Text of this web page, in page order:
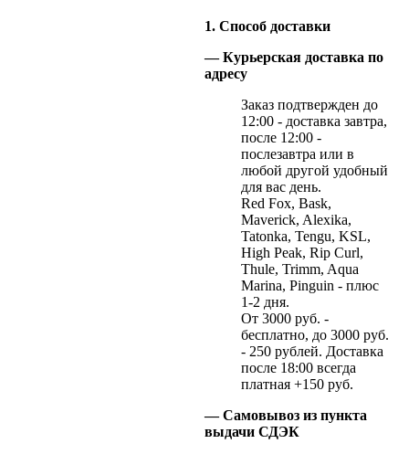
1. Способ доставки
— Курьерская доставка по
адресу
Заказ подтвержден до
12:00 - доставка завтра,
после 12:00 -
послезавтра или в
любой другой удобный
для вас день.
Red Fox, Bask,
Maverick, Alexika,
Tatonka, Tengu, KSL,
High Peak, Rip Curl,
Thule, Trimm, Aqua
Marina, Pinguin - плюс
1-2 дня.
От 3000 руб. -
бесплатно, до 3000 руб.
- 250 рублей. Доставка
после 18:00 всегда
платная +150 руб.
— Самовывоз из пункта
выдачи СДЭК